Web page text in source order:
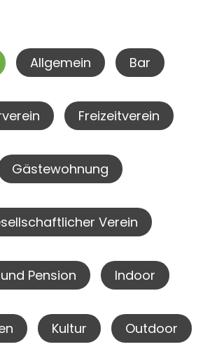
Allgemein Bar
Freizeitverein
Gästewohnung
Verein
Pension Indoor
Kultur Outdoor